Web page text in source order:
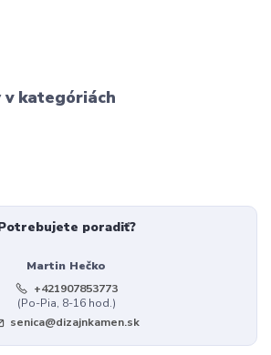
v kategóriách
poradiť?
Martin Hečko
+421907853773
(Po-Pia, 8-16 hod.)
senica@dizajnkamen.sk